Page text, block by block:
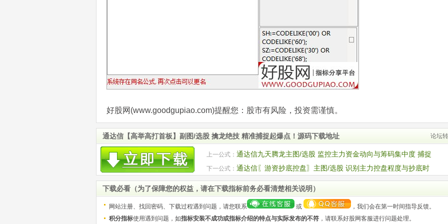
好股网(www.goodgupiao.com)提醒您：股市有风险，投资需谨慎。
通达信【高举高打首板】副图/选股 擒龙绝技 精准捕捉起爆点！源码下载地址 论坛
上一公式： 通达信九天腾龙主图/选股 监控主力资金动向与筹码集中度 捕捉
爆发点 源码
下一公式： 通达信〖游资抄底控盘〗主图/选股 识别主力控盘程度与抄底时
机 源码
下载必看（为了保障您的权益，请在下载指标前务必看清楚相关说明）
网站注册、找回密码、下载过程遇到问题，请您联系 或
，我们会在第一时间指导反馈。
积分指标使用遇到问题，如指标安装不成功或指标介绍的特点与实际发布的不符 ，请联系好股网客服进行问题处理。